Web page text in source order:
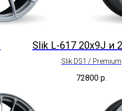
Slik L-617 20x9J и
Slik DS1 / Premium
72800 р.